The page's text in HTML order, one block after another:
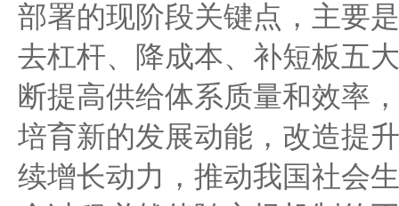
部署的现阶段关键点，主要
去杠杆、降成本、补短板五
断提高供给体系质量和效率
培育新的发展动能，改造提
续增长动力，推动我国社会